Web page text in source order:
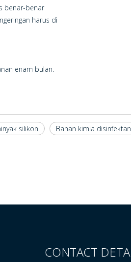
benar-benar
harus di
enam bulan.
silikon
Bahan kimia
CONTACT